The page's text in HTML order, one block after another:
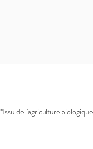
*Issu de l'agriculture biologique